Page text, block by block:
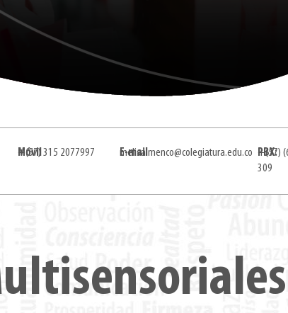
Móvil
+(57) 315 2077997 E-mail
melisa.menco@colegiatura.edu.co PBX:
+(57)
309